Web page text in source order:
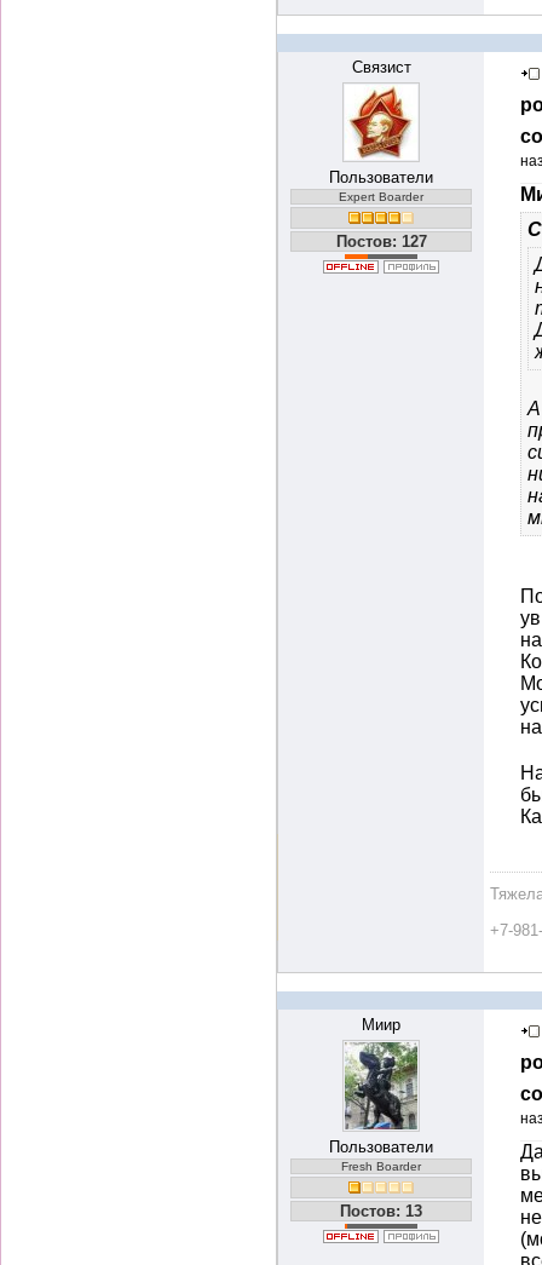
Связист
Пользователи
Expert Boarder
Постов: 127
А
+7-
Миир
Пользователи
Fresh Boarder
Постов: 13